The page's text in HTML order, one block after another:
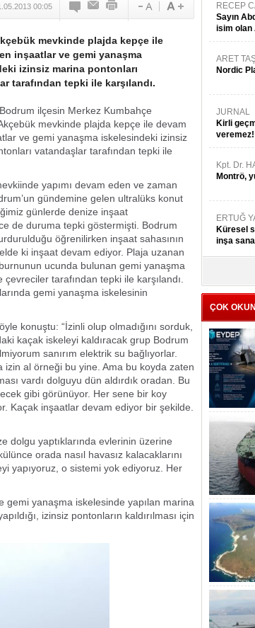
00:05
mevkinde plajda kepçe ile
inşaatlar ve gemi yanaşma
izinsiz marina pontonları
tarafından tepki ile karşılandı.
Bodrum ilçesin Merkez Kumbahçe
mevkinde plajda kepçe ile devam
ve gemi yanaşma iskelesindeki izinsiz
vatandaşlar tarafından tepki ile
yapımı devam eden ve zaman
gündemine gelen ultralüks konut
günlerde denize inşaat
de duruma tepki göstermişti. Bodrum
öğrenilirken inşaat sahasının
ki inşaat devam ediyor. Plaja uzanan
ucunda bulunan gemi yanaşma
tarafından tepki ile karşılandı.
gemi yanaşma iskelesinin
konuştu: “İzinli olup olmadığını sorduk,
kaçak iskeleyi kaldıracak grup Bodrum
sanırım elektrik su bağlıyorlar.
izin al örneği bu yine. Ama bu koyda zaten
vardı dolguyu dün aldırdık oradan. Bu
gibi görünüyor. Her sene bir koy
Kaçak inşaatlar devam ediyor bir şekilde.
dolgu yaptıklarında evlerinin üzerine
orada nasıl havasız kalacaklarını
yapıyoruz, o sistemi yok ediyoruz. Her
gemi yanaşma iskelesinde yapılan marina
izinsiz pontonların kaldırılması için
RECEP
Sayın
isim olan
ARET
Nordic
JURNAL
Kirli
veremez!
Kpt. Dr.
Montrö,
ERTUĞ
Küresel
inşa
Kpt.
ithafen...
ÇOK